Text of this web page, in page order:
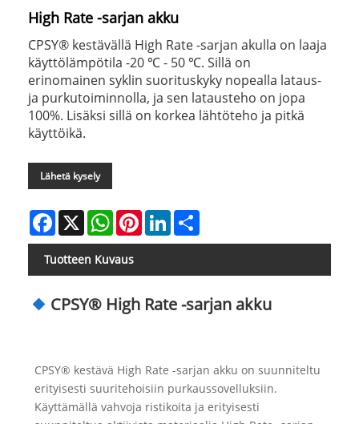
High Rate -sarjan akku
CPSY® kestävällä High Rate -sarjan akulla on laaja
käyttölämpötila -20 ℃ - 50 ℃. Sillä on
erinomainen syklin suorituskyky nopealla lataus-
ja purkutoiminnolla, ja sen latausteho on jopa
100%. Lisäksi sillä on korkea lähtöteho ja pitkä
käyttöikä.
Lähetä kysely
Facebook
X WhatsAppPinterestLinkedIn
Tuotteen Kuvaus
CPSY® High Rate -sarjan akku
CPSY® kestävä High Rate -sarjan akku on suunniteltu
erityisesti suuritehoisiin purkaussovelluksiin.
Käyttämällä vahvoja ristikoita ja erityisesti